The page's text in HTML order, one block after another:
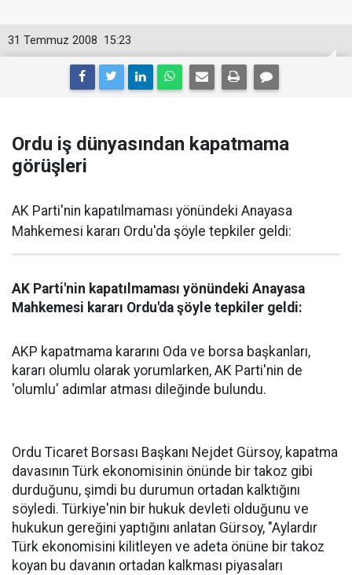
15:23
31 Temmuz 2008
Ordu iş dünyasından kapatmama
görüşleri
AK Parti'nin kapatılmaması yönündeki Anayasa
Mahkemesi kararı Ordu'da şöyle tepkiler geldi:
AK Parti'nin kapatılmaması yönündeki Anayasa
Mahkemesi kararı Ordu'da şöyle tepkiler geldi:
AKP kapatmama kararını Oda ve borsa başkanları,
kararı olumlu olarak yorumlarken, AK Parti'nin de
'olumlu' adımlar atması dileğinde bulundu.
Ordu Ticaret Borsası Başkanı Nejdet Gürsoy, kapatma
davasının Türk ekonomisinin önünde bir takoz gibi
durduğunu, şimdi bu durumun ortadan kalktığını
söyledi. Türkiye'nin bir hukuk devleti olduğunu ve
hukukun gereğini yaptığını anlatan Gürsoy, "Aylardır
Türk ekonomisini kilitleyen ve adeta önüne bir takoz
koyan bu davanın ortadan kalkması piyasaları